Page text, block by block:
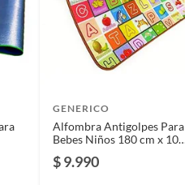
GENERICO
Alfombra Antigolpes Para
Bebes Niños 180 cm x 100
$ 9.990